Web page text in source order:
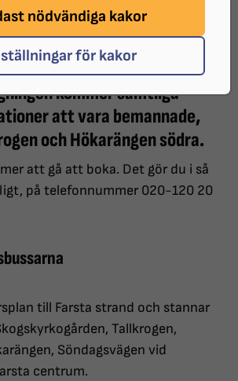
nödvändiga kakor
för kakor
att
ersättningsbussar.
kommer samtliga
att vara bemannade,
och Hökarängen södra.
att gå att boka. Det gör du i så
på telefonnummer 020-120 20
till Farsta strand och stannar
Tallkrogen,
Söndagsvägen vid
centrum.